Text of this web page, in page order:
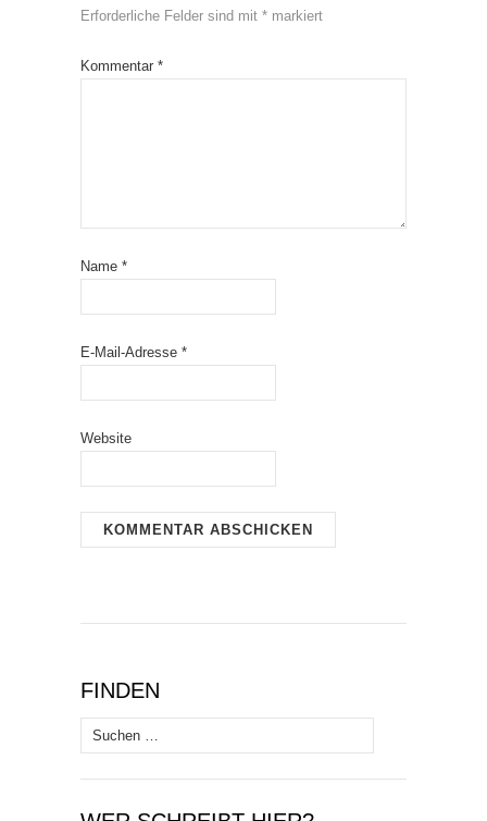
Erforderliche Felder sind mit * markiert
Kommentar *
Name *
E-Mail-Adresse *
Website
FINDEN
Suchen
nach: